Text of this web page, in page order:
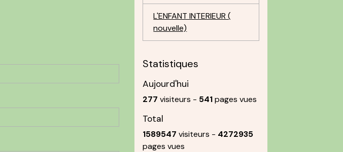
L'ENFANT INTERIEUR (
nouvelle)
Statistiques
Aujourd'hui
277 visiteurs - 541pages vues
Total
1589547 visiteurs - 4272935
pages vues